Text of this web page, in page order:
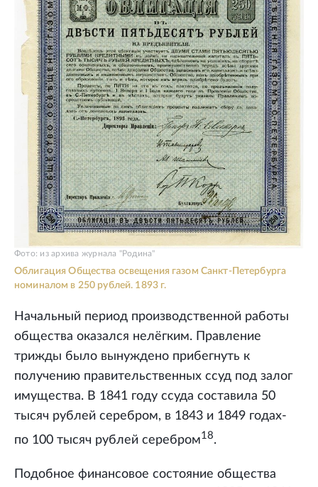
Облигация Общества освещения газом Санкт-Петербурга
номиналом в 250 рублей. 1893 г.
Фото: из архива журнала "Родина"
Начальный период производственной работы
общества оказался нелёгким. Правление
трижды было вынуждено прибегнуть к
получению правительственных ссуд под залог
имущества. В 1841 году ссуда составила 50
тысяч рублей серебром, в 1843 и 1849 годах-
по 100 тысяч рублей серебром18.
Подобное финансовое состояние общества